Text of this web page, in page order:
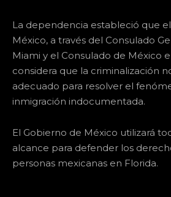
La dependencia estableció que
México, a través del Consulado
Miami y el Consulado de México
considera que la criminalización
adecuado para resolver el
inmigración indocumentada.
El Gobierno de México utilizará
alcance para defender los
personas mexicanas en Florida.